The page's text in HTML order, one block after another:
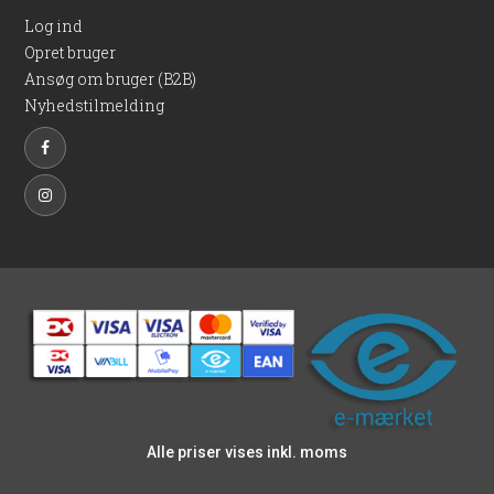
aluminiumsstolper – og som samtidig vil have en stolpe, der
holder sig pæn og funktionel i mange år.
Log ind
Opret bruger
Ansøg om bruger (B2B)
Nyhedstilmelding
Alle priser vises inkl. moms